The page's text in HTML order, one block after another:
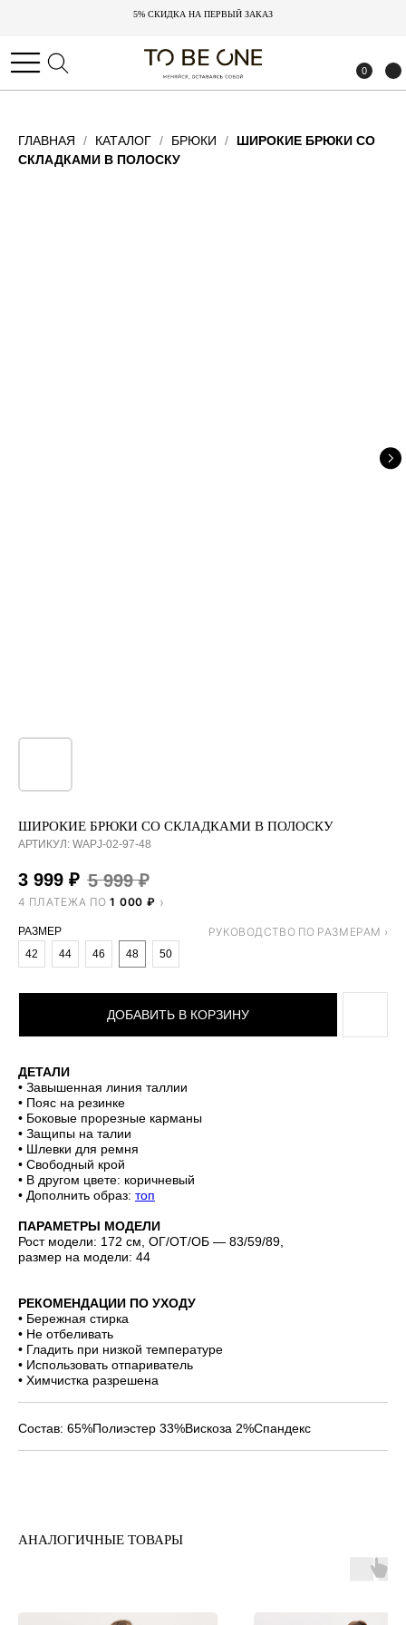
5% СКИДКА НА ПЕРВЫЙ ЗАКАЗ
0
5% СКИДКА НА ПЕРВЫЙ ЗАКАЗ
0
ГЛАВНАЯ КАТАЛОГ БРЮКИ
ШИРОКИЕ БРЮКИ СО
СКЛАДКАМИ В ПОЛОСКУ
ШИРОКИЕ БРЮКИ СО СКЛАДКАМИ В ПОЛОСКУ
АРТИКУЛ: WAPJ-02-97-48
3 999 ₽ 5 999 ₽
4 ПЛАТЕЖА ПО1 000 ₽
РАЗМЕР
42
44 46 48 50
ДОБАВИТЬ В КОРЗИНУ
ДЕТАЛИ
• Завышенная линия таллии
• Пояс на резинке
• Боковые прорезные карманы
• Защипы на талии
• Шлевки для ремня
• Свободный крой
• В другом цвете: коричневый
• Дополнить образ: топ
ПАРАМЕТРЫ МОДЕЛИ
Рост модели: 172 см, ОГ/ОТ/ОБ — 83/59/89,
размер на модели: 44
РЕКОМЕНДАЦИИ ПО УХОДУ
• Бережная стирка
• Не отбеливать
• Гладить при низкой температуре
• Использовать отпариватель
• Химчистка разрешена
Состав: 65%Полиэстер 33%Вискоза 2%Спандекс
АНАЛОГИЧНЫЕ ТОВАРЫ